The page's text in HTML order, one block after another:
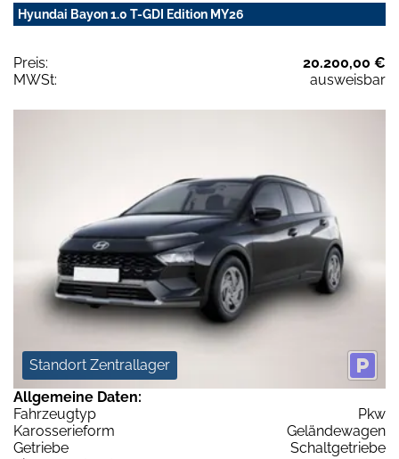
Hyundai Bayon 1.0 T-GDI Edition MY26
Preis:
20.200,00 €
MWSt:
ausweisbar
Standort Zentrallager
Allgemeine Daten:
Fahrzeugtyp
Pkw
Karosserieform
Geländewagen
Getriebe
Schaltgetriebe